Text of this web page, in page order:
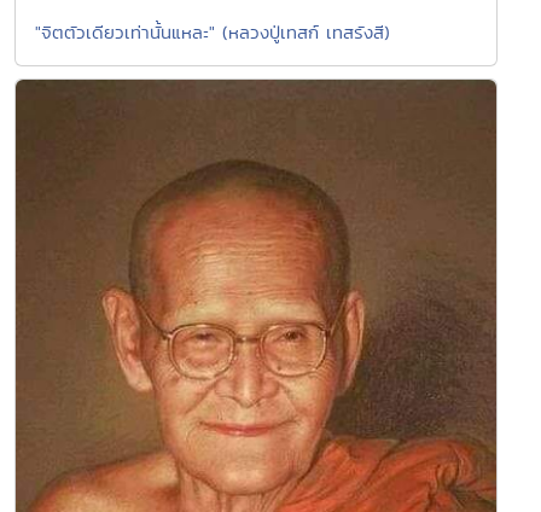
"จิตตัวเดียวเท่านั้นแหละ" (หลวงปู่เทสก์ เทสรังสี)